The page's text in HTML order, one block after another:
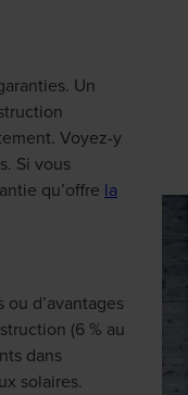
Un
Voyez-y
Si vous
qu’offre la
d’avantages
(6 % au
dans
solaires.